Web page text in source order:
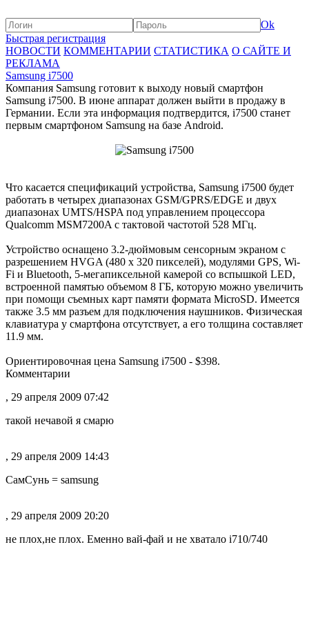
Ok
Быстрая регистрация
НОВОСТИ КОММЕНТАРИИ СТАТИСТИКА О САЙТЕ И
РЕКЛАМА
Samsung i7500
Компания Samsung готовит к выходу новый смартфон
Samsung i7500. В июне аппарат должен выйти в продажу в
Германии. Если эта информация подтвердится, i7500 станет
первым смартфоном Samsung на базе Android.
Что касается спецификаций устройства, Samsung i7500 будет
работать в четырех диапазонах GSM/GPRS/EDGE и двух
диапазонах UMTS/HSPA под управлением процессора
Qualcomm MSM7200A с тактовой частотой 528 МГц.
Устройство оснащено 3.2-дюймовым сенсорным экраном с
разрешением HVGA (480 x 320 пикселей), модулями GPS, Wi-
Fi и Bluetooth, 5-мегапиксельной камерой со вспышкой LED,
встроенной памятью объемом 8 ГБ, которую можно увеличить
при помощи съемных карт памяти формата MicroSD. Имеется
также 3.5 мм разъем для подключения наушников. Физическая
клавиатура у смартфона отсутствует, а его толщина составляет
11.9 мм.
Ориентировочная цена Samsung i7500 - $398.
Комментарии
, 29 апреля 2009 07:42
такой нечавой я смарю
, 29 апреля 2009 14:43
СамСунь = samsung
, 29 апреля 2009 20:20
не плох,не плох. Еменно вай-фай и не хватало i710/740